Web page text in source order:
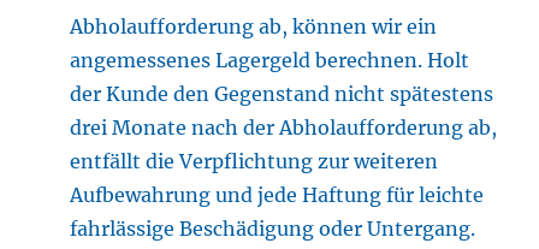
Abholaufforderung ab, können wir ein
angemessenes Lagergeld berechnen. Holt
der Kunde den Gegenstand nicht spätestens
drei Monate nach der Abholaufforderung ab,
entfällt die Verpflichtung zur weiteren
Aufbewahrung und jede Haftung für leichte
fahrlässige Beschädigung oder Untergang.